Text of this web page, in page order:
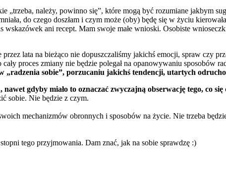
„trzeba, należy, powinno się”, które mogą być rozumiane jakbym
do czego doszłam i czym może (oby) będę się w życiu
ani recept. Mam swoje małe wnioski. Osobiste
lata na bieżąco nie dopuszczaliśmy jakichś emocji, spraw czy
proces zmiany nie będzie polegał na opanowywaniu sposobów
„radzenia sobie”, porzucaniu jakichś tendencji, utartych
gdyby miało to oznaczać zwyczajną obserwację tego, co
sobie. Nie będzie z czym.
mechanizmów obronnych i sposobów na życie. Nie trzeba
tego przyjmowania. Dam znać, jak na sobie sprawdzę :)